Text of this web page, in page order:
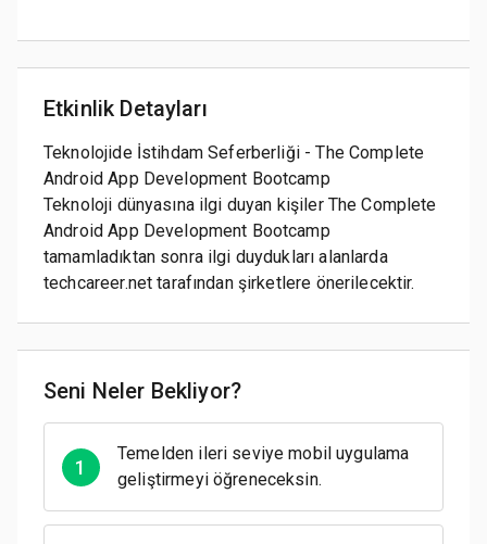
Etkinlik Detayları
Teknolojide İstihdam Seferberliği - The Complete
Android App Development Bootcamp
Teknoloji dünyasına ilgi duyan kişiler The Complete
Android App Development Bootcamp
tamamladıktan sonra ilgi duydukları alanlarda
techcareer.net tarafından şirketlere önerilecektir.
Seni Neler Bekliyor?
1
Temelden ileri seviye mobil uygulama
geliştirmeyi öğreneceksin.